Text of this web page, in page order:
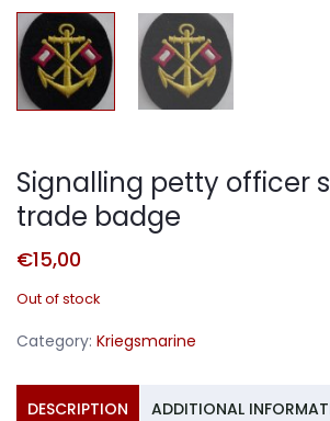
Signalling petty officer
trade badge
€15,00
Out of stock
Category: Kriegsmarine
DESCRIPTION ADDITIONAL